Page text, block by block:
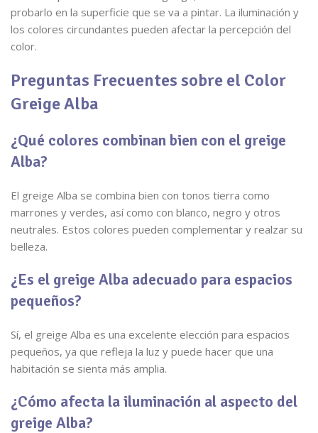
probarlo en la superficie que se va a pintar. La iluminación y
los colores circundantes pueden afectar la percepción del
color.
Preguntas Frecuentes sobre el Color
Greige Alba
¿Qué colores combinan bien con el greige
Alba?
El greige Alba se combina bien con tonos tierra como
marrones y verdes, así como con blanco, negro y otros
neutrales. Estos colores pueden complementar y realzar su
belleza.
¿Es el greige Alba adecuado para espacios
pequeños?
Sí, el greige Alba es una excelente elección para espacios
pequeños, ya que refleja la luz y puede hacer que una
habitación se sienta más amplia.
¿Cómo afecta la iluminación al aspecto del
greige Alba?